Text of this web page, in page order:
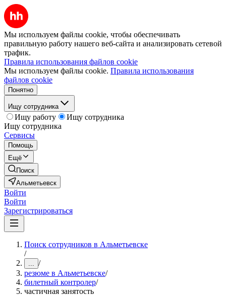
Мы используем файлы cookie, чтобы обеспечивать
правильную работу нашего веб-сайта и анализировать сетевой
трафик.
Правила использования файлов cookie
Мы используем файлы cookie. Правила использования
файлов cookie
Понятно
Ищу сотрудника
Ищу работу
Ищу сотрудника
Ищу сотрудника
Сервисы
Помощь
Ещё
Поиск
Альметьевск
Войти
Войти
Зарегистрироваться
Поиск сотрудников в Альметьевске
/
... /
резюме в Альметьевске/
билетный контролер/
частичная занятость